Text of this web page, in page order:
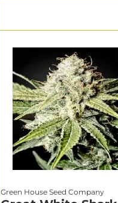
Green House Seed Company